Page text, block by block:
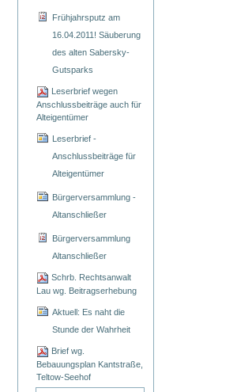
Frühjahrsputz am
16.04.2011! Säuberung
des alten Sabersky-
Gutsparks
Leserbrief wegen
Anschlussbeiträge auch für
Alteigentümer
Leserbrief -
Anschlussbeiträge für
Alteigentümer
Bürgerversammlung -
Altanschließer
Bürgerversammlung
Altanschließer
Schrb. Rechtsanwalt
Lau wg. Beitragserhebung
Aktuell: Es naht die
Stunde der Wahrheit
Brief wg.
Bebauungsplan Kantstraße,
Teltow-Seehof